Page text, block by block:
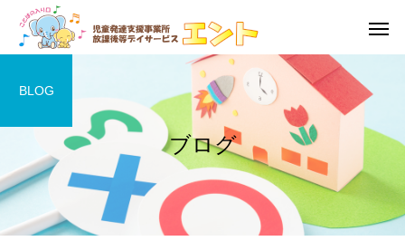
利用の流れ・利用料金 児童発達
未就学児 未就学児
ブログ
BLOG